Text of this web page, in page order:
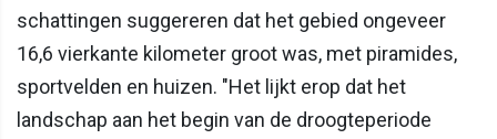
schattingen suggereren dat het gebied ongeveer
16,6 vierkante kilometer groot was, met piramides,
sportvelden en huizen. "Het lijkt erop dat het
landschap aan het begin van de droogteperiode